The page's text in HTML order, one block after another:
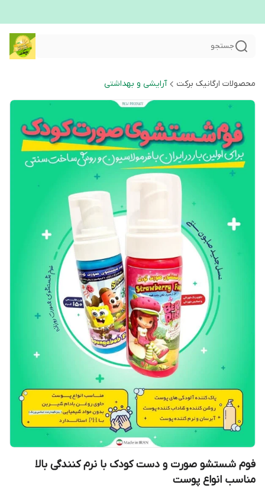
جستجو
محصولات ارگانیک برکت آرایشی و بهداشتی
فوم شستشو صورت و دست کودک با نرم کنندگی بالا
مناسب انواع پوست